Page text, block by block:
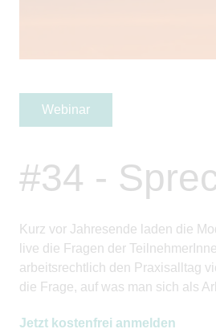
Webinar
#34 -
Kurz vor Jahresende laden die
live die Fragen der Teilnehmer
arbeitsrechtlich den Praxisalltag
die Frage, auf was man sich als
Jetzt kostenfrei anmelden